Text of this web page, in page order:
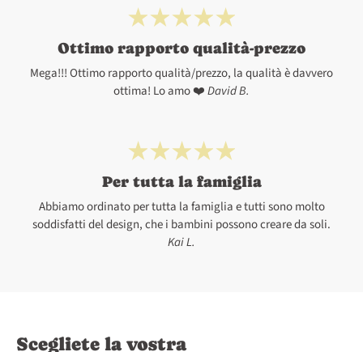
Ottimo rapporto qualità-prezzo
Mega!!! Ottimo rapporto qualità/prezzo, la qualità è davvero
ottima! Lo amo ❤️David B.
Per tutta la famiglia
Abbiamo ordinato per tutta la famiglia e tutti sono molto
soddisfatti del design, che i bambini possono creare da soli.
Kai L.
Scegliete la vostra